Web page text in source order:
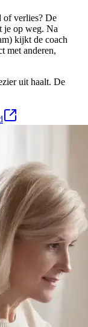
of verlies? De
je op weg. Na
kijkt de coach
met anderen,
uit haalt. De